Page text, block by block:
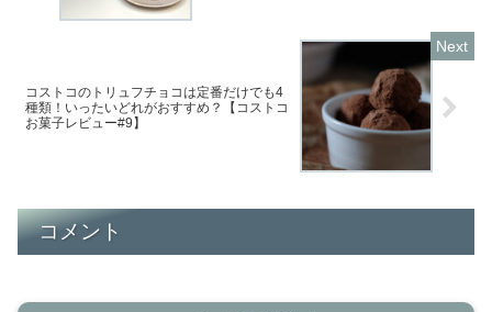
コストコのトリュフチョコは定番だけでも4
種類！いったいどれがおすすめ？【コストコ
お菓子レビュー#9】
コメント